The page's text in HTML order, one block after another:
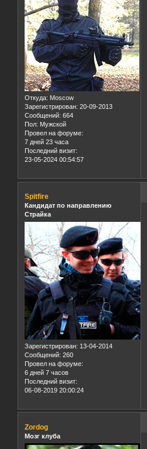
Откуда: Moscow
Зарегистрирован: 20-09-2013
Сообщений: 664
Пол: Мужской
Провел на форуме:
7 дней 23 часа
Последний визит:
23-05-2024 00:54:57
Spitfire
Кандидат по направлению
Страйка
Зарегистрирован: 13-04-2014
Сообщений: 260
Провел на форуме:
6 дней 7 часов
Последний визит:
06-08-2019 20:00:24
Zordog
Мозг клуба